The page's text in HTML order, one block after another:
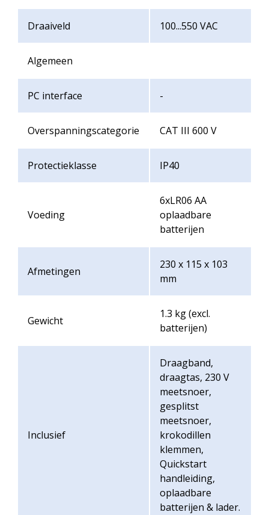
Draaiveld 100...550 VAC
Algemeen
PC interface -
Overspanningscategorie CAT III 600 V
Protectieklasse IP40
Voeding
6xLR06 AA
oplaadbare
batterijen
Afmetingen
230 x 115 x 103
mm
Gewicht
1.3 kg (excl.
batterijen)
Inclusief
Draagband,
draagtas, 230 V
meetsnoer,
gesplitst
meetsnoer,
krokodillen
klemmen,
Quickstart
handleiding,
oplaadbare
batterijen & lader.